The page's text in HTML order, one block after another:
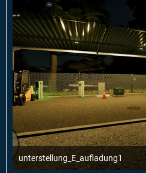
unterstellung_E_aufladung1
1. Januar 2022 um 22:56